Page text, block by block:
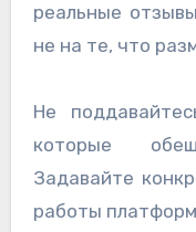
реальные
не на те, что
Не
которые
Задавайте
работы